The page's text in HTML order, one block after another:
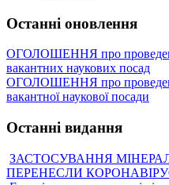
Останні оновлення
ОГОЛОШЕННЯ про
вакантних наукових посад
ОГОЛОШЕННЯ про
вакантної наукової посади
Останні видання
ЗАСТОСУВАННЯ
ПЕРЕНЕСЛИ